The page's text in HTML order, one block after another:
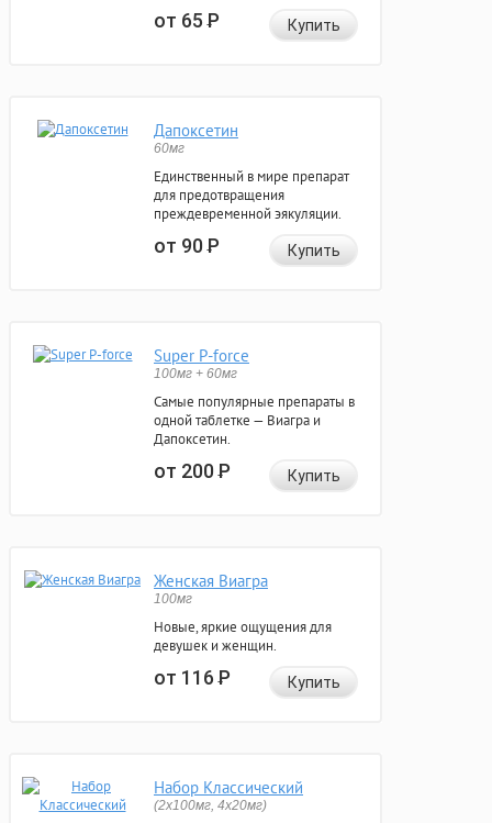
от 65Р Купить
Дапоксетин
60мг
Единственный в мире препарат
для предотвращения
преждевременной эякуляции.
от 90Р Купить
Super P-force
100мг + 60мг
Самые популярные препараты в
одной таблетке — Виагра и
Дапоксетин.
от 200Р Купить
Женская Виагра
100мг
Новые, яркие ощущения для
девушек и женщин.
от 116Р Купить
Набор Классический
(2x100мг, 4x20мг)